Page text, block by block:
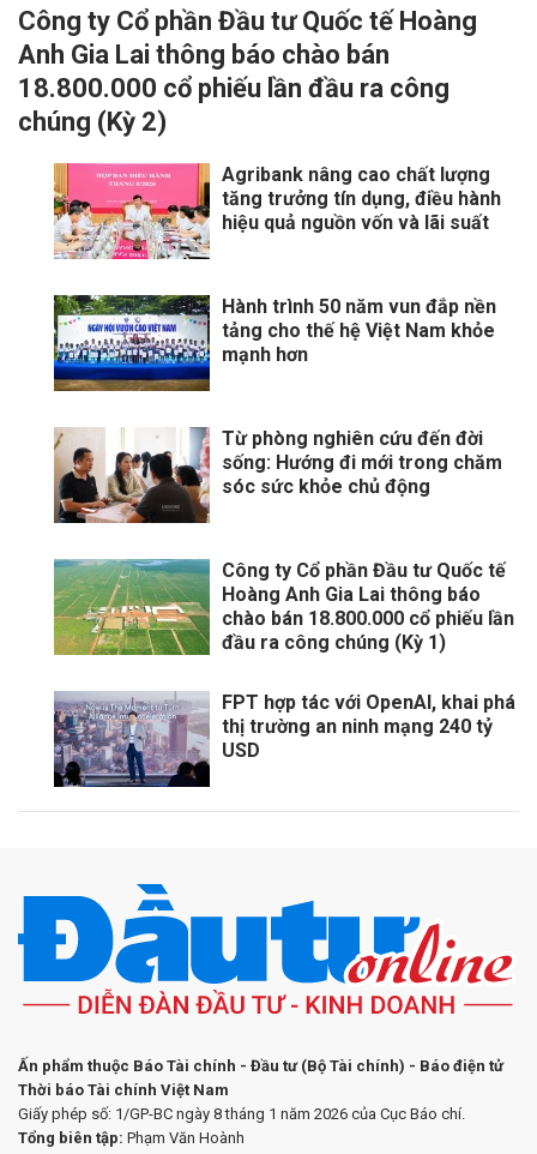
Công ty Cổ phần Đầu tư Quốc tế Hoàng
Anh Gia Lai thông báo chào bán
18.800.000 cổ phiếu lần đầu ra công
chúng (Kỳ 2)
Agribank nâng cao chất lượng
tăng trưởng tín dụng, điều hành
hiệu quả nguồn vốn và lãi suất
Hành trình 50 năm vun đắp nền
tảng cho thế hệ Việt Nam khỏe
mạnh hơn
Từ phòng nghiên cứu đến đời
sống: Hướng đi mới trong chăm
sóc sức khỏe chủ động
Công ty Cổ phần Đầu tư Quốc tế
Hoàng Anh Gia Lai thông báo
chào bán 18.800.000 cổ phiếu lần
đầu ra công chúng (Kỳ 1)
FPT hợp tác với OpenAI, khai phá
thị trường an ninh mạng 240 tỷ
USD
Ấn phẩm thuộc Báo Tài chính - Đầu tư (Bộ Tài chính) - Báo điện tử
Thời báo Tài chính Việt Nam
Giấy phép số: 1/GP-BC ngày 8 tháng 1 năm 2026 của Cục Báo chí.
Tổng biên tập: Phạm Văn Hoành